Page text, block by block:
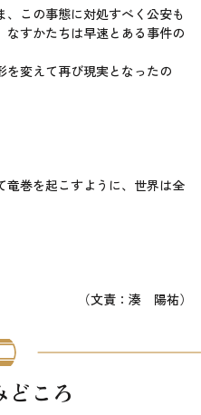
この事態に対処すべく公安も
なすかたちは早速とある事件の
変えて再び現実となったの
竜巻を起こすように、世界は全
（文責：湊 陽祐）
どころ